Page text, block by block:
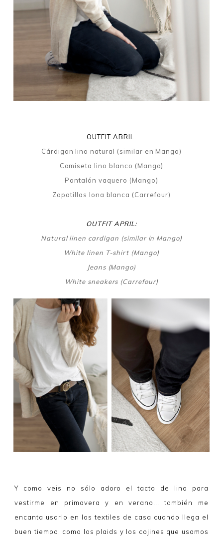
OUTFIT ABRIL:
Cárdigan lino natural (similar en Mango)
Camiseta lino blanco (Mango)
Pantalón vaquero (Mango)
Zapatillas lona blanca (Carrefour)
OUTFIT APRIL:
Natural linen cardigan (similar in Mango)
White linen T-shirt (Mango)
Jeans (Mango)
White sneakers (Carrefour)
Y como veis no sólo adoro el tacto de lino para
vestirme en primavera y en verano... también me
encanta usarlo en los textiles de casa cuando llega el
buen tiempo, como los plaids y los cojines que usamos